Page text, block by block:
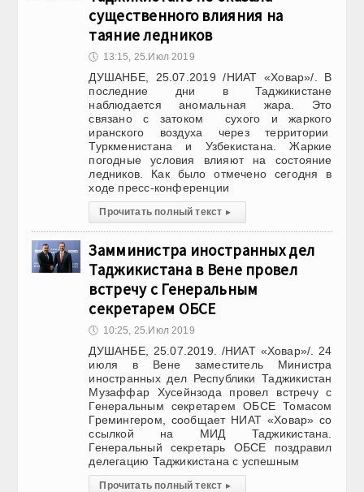
существенного влияния на
таяние ледников
🕔 13:15, 25.Июл 2019
ДУШАНБЕ, 25.07.2019 /НИАТ «Ховар»/. В
последние дни в Таджикистане
наблюдается аномальная жара. Это
связано с затоком сухого и жаркого
иранского воздуха через территории
Туркменистана и Узбекистана. Жаркие
погодные условия влияют на состояние
ледников. Как было отмечено сегодня в
ходе пресс-конференции
Прочитать полный текст ▸
Замминистра иностранных дел
Таджикистана в Вене провел
встречу с Генеральным
секретарем ОБСЕ
🕔 10:25, 25.Июл 2019
ДУШАНБЕ, 25.07.2019. /НИАТ «Ховар»/. 24
июля в Вене заместитель Министра
иностранных дел Республики Таджикистан
Музаффар Хусейнзода провел встречу с
Генеральным секретарем ОБСЕ Томасом
Гремингером, сообщает НИАТ «Ховар» со
ссылкой на МИД Таджикистана.
Генеральный секретарь ОБСЕ поздравил
делегацию Таджикистана с успешным
Прочитать полный текст ▸